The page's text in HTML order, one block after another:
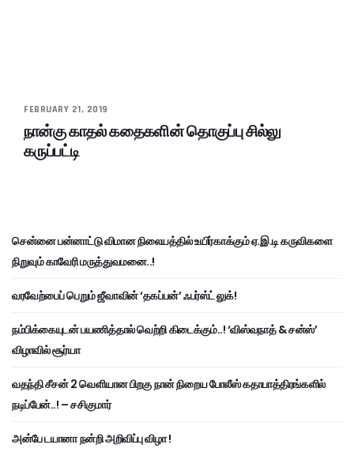
FEBRUARY 21, 2019
நான்கு காதல் கதைகளின் தொகுப்பு சில்லு
கருப்பட்டி
சென்னை பன்னாட்டு விமான நிலையத்தில் உயிர்காக்கும் ஏ.இ.டி கருவிகளை
நிறுவும் காவேரி மருத்துவமனை..!
வரவேற்பைப் பெறும் ஜீவாவின் ‘தகப்பன்’ ஃபர்ஸ்ட் லுக்!
நம்பிக்கையுடன் பயணித்தால் வெற்றி கிடைக்கும்..! ‘விஸ்வநாத் & சன்ஸ்’
விழாவில் சூர்யா
வதந்தி சீசன் 2 வெளியான பிறகு நான் நிறைய போலீஸ் கதாபாத்திரங்களில்
நடிப்பேன்..! – சசிகுமார்
அன்பே டயானா நன்றி அறிவிப்பு விழா !